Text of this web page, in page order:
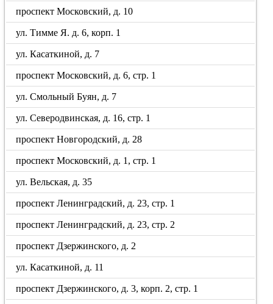
проспект Московский, д. 10
ул. Тимме Я. д. 6, корп. 1
ул. Касаткиной, д. 7
проспект Московский, д. 6, стр. 1
ул. Смольный Буян, д. 7
ул. Северодвинская, д. 16, стр. 1
проспект Новгородский, д. 28
проспект Московский, д. 1, стр. 1
ул. Вельская, д. 35
проспект Ленинградский, д. 23, стр. 1
проспект Ленинградский, д. 23, стр. 2
проспект Дзержинского, д. 2
ул. Касаткиной, д. 11
проспект Дзержинского, д. 3, корп. 2, стр. 1